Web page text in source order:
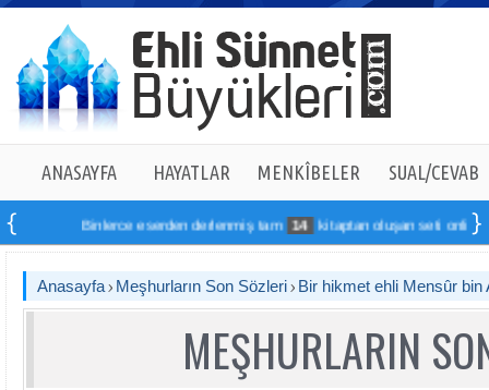
ANASAYFA HAYATLAR MENKÎBELER SUAL/CEVAB
Binlerce eserden derlenmiş tam 14 kitaptan oluşan seti online
Anasayfa Meşhurların Son Sözleri Bir hikmet ehli Mensûr bin
MEŞHURLARIN